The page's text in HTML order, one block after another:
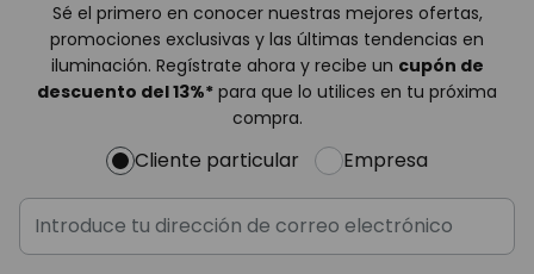
Sé el primero en conocer nuestras mejores ofertas,
promociones exclusivas y las últimas tendencias en
iluminación. Regístrate ahora y recibe un cupón de
descuento del13%* para que lo utilices en tu próxima
compra.
Cliente particular Empresa